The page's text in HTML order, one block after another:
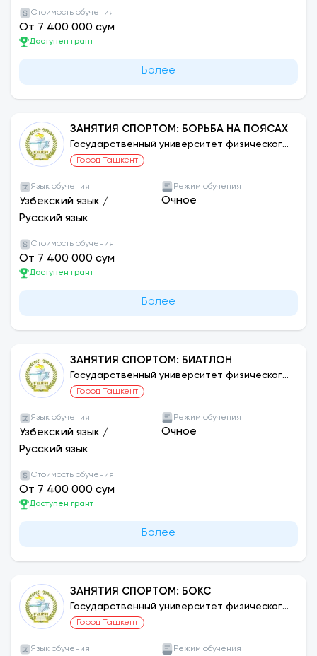
Стоимость обучения
От 7 400 000 сум
Доступен грант
Более
ЗАНЯТИЯ СПОРТОМ: БОРЬБА НА ПОЯСАХ
Государственный университет физического
воспитания и спорта Узбекистана
Город Ташкент
Язык обучения
Узбекский язык /
Русский язык
Режим обучения
Очное
Стоимость обучения
От 7 400 000 сум
Доступен грант
Более
ЗАНЯТИЯ СПОРТОМ: БИАТЛОН
Государственный университет физического
воспитания и спорта Узбекистана
Город Ташкент
Язык обучения
Узбекский язык /
Русский язык
Режим обучения
Очное
Стоимость обучения
От 7 400 000 сум
Доступен грант
Более
ЗАНЯТИЯ СПОРТОМ: БОКС
Государственный университет физического
воспитания и спорта Узбекистана
Город Ташкент
Язык обучения Режим обучения